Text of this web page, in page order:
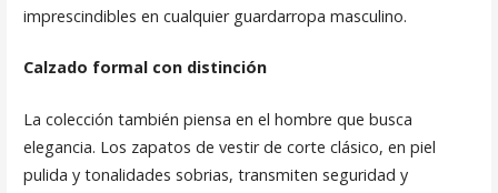
imprescindibles en cualquier guardarropa masculino.
Calzado formal con distinción
La colección también piensa en el hombre que busca
elegancia. Los zapatos de vestir de corte clásico, en piel
pulida y tonalidades sobrias, transmiten seguridad y